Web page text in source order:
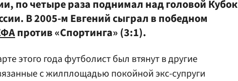
по четыре раза поднимал над головой Кубок
В 2005-м Евгений сыграл в победном
против «Спортинга» (3:1).
этого года футболист был втянут в другие
с жилплощадью покойной экс-супруги